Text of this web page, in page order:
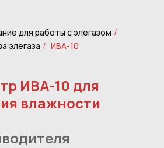
для работы с элегазом /
элегаза / ИВА-10
ИВА-10 для
влажности